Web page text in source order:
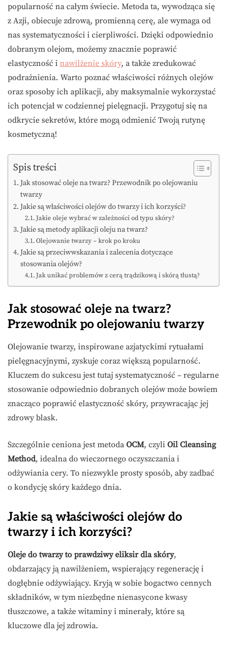
popularność na całym świecie. Metoda ta, wywodząca się
z Azji, obiecuje zdrową, promienną cerę, ale wymaga od
nas systematyczności i cierpliwości. Dzięki odpowiednio
dobranym olejom, możemy znacznie poprawić
elastyczność i nawilżenie skóry, a także zredukować
podrażnienia. Warto poznać właściwości różnych olejów
oraz sposoby ich aplikacji, aby maksymalnie wykorzystać
ich potencjał w codziennej pielęgnacji. Przygotuj się na
odkrycie sekretów, które mogą odmienić Twoją rutynę
kosmetyczną!
Spis treści
Jak stosować oleje na twarz? Przewodnik po olejowaniu
twarzy
Jakie są właściwości olejów do twarzy i ich korzyści?
Jakie oleje wybrać w zależności od typu skóry?
Jakie są metody aplikacji oleju na twarz?
Olejowanie twarzy – krok po kroku
Jakie są przeciwwskazania i zalecenia dotyczące
stosowania olejów?
Jak unikać problemów z cerą trądzikową i skórą tłustą?
Jak stosować oleje na twarz?
Przewodnik po olejowaniu twarzy
Olejowanie twarzy, inspirowane azjatyckimi rytuałami
pielęgnacyjnymi, zyskuje coraz większą popularność.
Kluczem do sukcesu jest tutaj systematyczność – regularne
stosowanie odpowiednio dobranych olejów może bowiem
znacząco poprawić elastyczność skóry, przywracając jej
zdrowy blask.
Szczególnie ceniona jest metoda OCM, czyli Oil Cleansing
Method, idealna do wieczornego oczyszczania i
odżywiania cery. To niezwykle prosty sposób, aby zadbać
o kondycję skóry każdego dnia.
Jakie są właściwości olejów do
twarzy i ich korzyści?
Oleje do twarzy to prawdziwy eliksir dla skóry,
obdarzający ją nawilżeniem, wspierający regenerację i
dogłębnie odżywiający. Kryją w sobie bogactwo cennych
składników, w tym niezbędne nienasycone kwasy
tłuszczowe, a także witaminy i minerały, które są
kluczowe dla jej zdrowia.